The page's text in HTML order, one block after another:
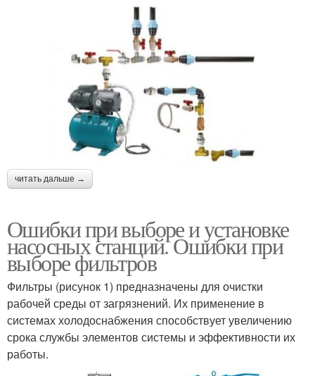
читать дальше →
Ошибки при выборе и установке
насосных станций. Ошибки при
выборе фильтров
Фильтры (рисунок 1) предназначены для очистки
рабочей среды от загрязнений. Их применение в
системах холодоснабжения способствует увеличению
срока службы элементов системы и эффективности их
работы.